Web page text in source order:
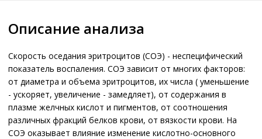
Описание анализа
Скорость оседания эритроцитов (СОЭ) - неспецифический
показатель воспаления. СОЭ зависит от многих факторов:
от диаметра и объема эритроцитов, их числа ( уменьшение
- ускоряет, увеличение - замедляет), от содержания в
плазме желчных кислот и пигментов, от соотношения
различных фракций белков крови, от вязкости крови. На
СОЭ оказывает влияние изменение кислотно-основного